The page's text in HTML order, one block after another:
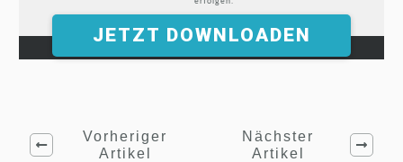
JETZT DOWNLOADEN
Vorheriger
Artikel
Nächster
Artikel